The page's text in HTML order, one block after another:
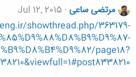
مرتضی ساعی Jul 12, 2015
showthread.php/363179-
page18?